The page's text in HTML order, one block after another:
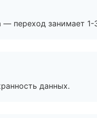
переход занимает 1-
данных.